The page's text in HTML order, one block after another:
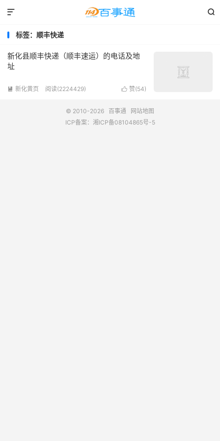


标签：顺丰快递
新化县顺丰快递（顺丰速运）的电话及地
址
 赞(54)
 新化黄页 阅读(2224429)
© 2010-2026 百事通
网站地图
ICP备案： 湘ICP备08104865号-5